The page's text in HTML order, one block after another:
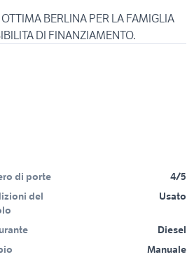
BERLINA PER LA FAMIGLIA
di porte
4/5
del
Usato
Diesel
Manuale